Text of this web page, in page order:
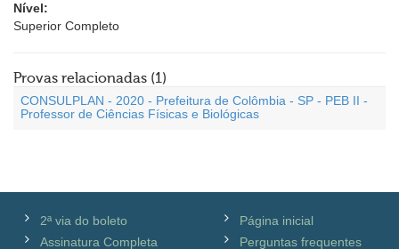
Nível:
Superior Completo
Provas relacionadas (1)
CONSULPLAN - 2020 - Prefeitura de Colômbia - SP - PEB II -
Professor de Ciências Físicas e Biológicas
2ª via do boleto
Assinatura Completa
Página inicial
Perguntas frequentes